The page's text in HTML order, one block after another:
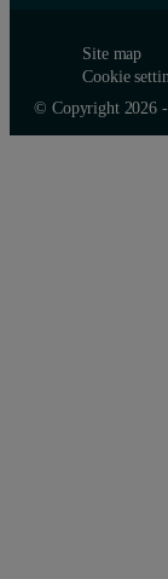
Site map
Cookie
© Copyright 2026